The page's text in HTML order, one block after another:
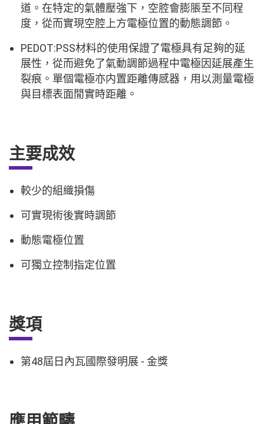
道。在特定的氣體壓強下，空腔會膨脹至不同程
度，從而實現空腔上方電極位置的動態調節。
PEDOT:PSS材料的使用保證了電極具有足夠的延
展性，從而避免了氣動調節過程中電極因延展產生
裂痕。單個電極亦内置距離傳感器，用以測量電極
與目標表面閒實時距離。
主要成效
較少的組織損傷
可實現術後實時調節
動態電極位置
可獨立控制指定位置
獎項
第48屆日內瓦國際發明展 - 金獎